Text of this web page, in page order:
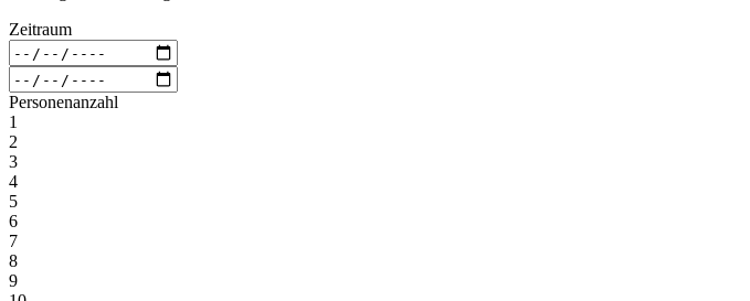
Zeitraum
Personenanzahl
1
2
3
4
5
6
7
8
9